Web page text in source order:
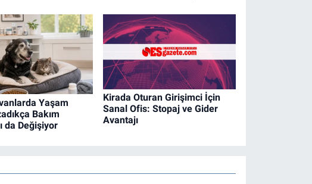
Yaşam
Bakım
da Değişiyor
Kirada Oturan Girişimci İçin
Sanal Ofis: Stopaj ve Gider
Avantajı